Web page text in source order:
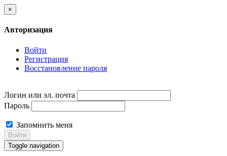
×
Авторизация
Войти
Регистрация
Восстановление пароля
Логин или эл. почта
Пароль
Запомнить меня
Войти
Toggle navigation